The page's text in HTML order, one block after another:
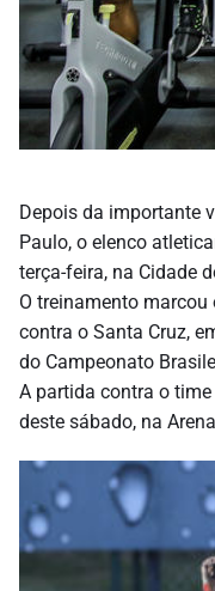
Depois da importante
Paulo, o elenco
terça-feira, na Cidade
O treinamento
contra o Santa Cruz,
do Campeonato
A partida contra o
deste sábado, na